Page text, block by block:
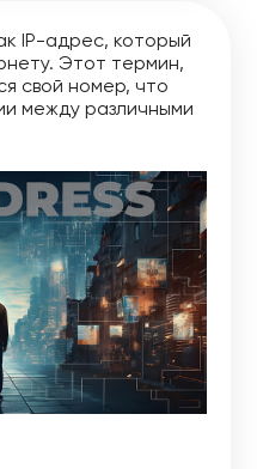
IP-адрес, который
Этот термин,
свой номер, что
между различными